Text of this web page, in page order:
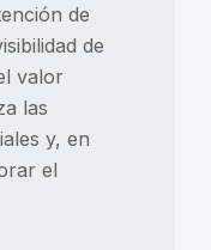
de
de
valor
las
y, en
el